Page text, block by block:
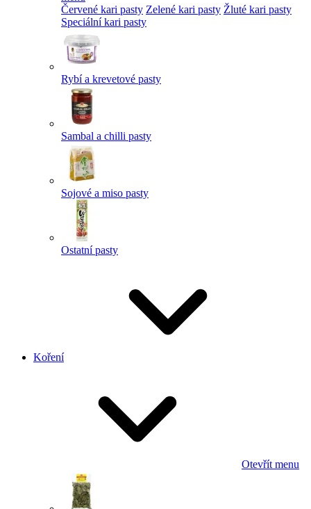
Červené kari pasty Zelené kari pasty Žluté kari pasty
Speciální kari pasty
Rybí a krevetové pasty
Sambal a chilli pasty
Sojové a miso pasty
Ostatní pasty
Koření
Otevřít menu